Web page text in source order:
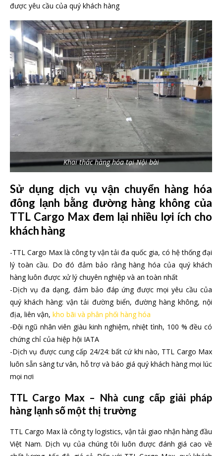
được yêu cầu của quý khách hàng
Khai thác hàng hóa tại Nội bài
Sử dụng dịch vụ vận chuyển hàng hóa
đông lạnh bằng đường hàng không của
TTL Cargo Max đem lại nhiều lợi ích cho
khách hàng
-TTL Cargo Max là công ty vận tải đa quốc gia, có hệ thống đại
lý toàn cầu. Do đó đảm bảo rằng hàng hóa của quý khách
hàng luôn được xử lý chuyên nghiệp và an toàn nhất
-Dịch vụ đa dạng, đảm bảo đáp ứng được mọi yêu cầu của
quý khách hàng: vận tải đường biển, đường hàng không, nội
địa, liên vận, kho bãi và phân phối hàng hóa
-Đội ngũ nhân viên giàu kinh nghiệm, nhiệt tình, 100 % đều có
chứng chỉ của hiệp hội IATA
-Dịch vụ được cung cấp 24/24: bất cứ khi nào, TTL Cargo Max
luôn sẵn sàng tư vân, hỗ trợ và báo giá quý khách hàng mọi lúc
mọi nơi
TTL Cargo Max – Nhà cung cấp giải pháp
hàng lạnh số một thị trường
TTL Cargo Max là công ty logistics, vận tải giao nhận hàng đầu
Việt Nam. Dịch vụ của chúng tôi luôn được đánh giá cao về